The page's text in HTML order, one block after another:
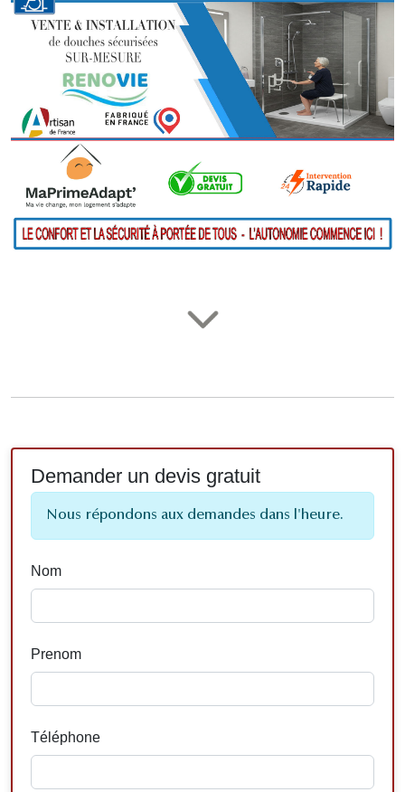
Demander un devis gratuit
Nous répondons aux demandes dans l'heure.
Nom
Prenom
Téléphone